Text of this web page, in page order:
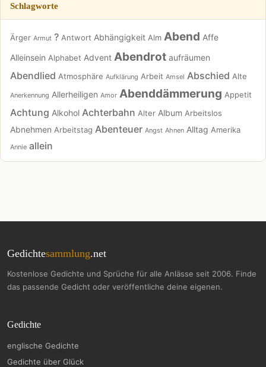
Schlagworte
Ärger Armut ? Antwort Abhängigkeit Alm Abend Affe
Alleinsein Alphabet Advent Abendrot aufräumen
Abendlied Atmosphäre Aufklärung Arbeit Amsel Abschied Alte
Anerkennung Allerheiligen Amor Abenddämmerung Appetit
Achtung Alkohol Achterbahn Alter Album Arbeitslos
Abnehmen Arbeitstag Abenteuer Angst Ahnen Alltag Amerika
Annie allein
Gedichtesammlung.net
Kostenlose Gedichte und Sprüche für alle Anlässe seit 2006. Finde
das passende Gedicht oder veröffentliche deine eigenen.
Gedichte
englische Gedichte
Gedichte über Glück